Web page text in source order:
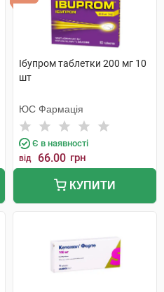
Ібупром таблетки 200 мг 10
шт
ЮС Фармація
Є в наявності
від 66.00 грн
КУПИТИ